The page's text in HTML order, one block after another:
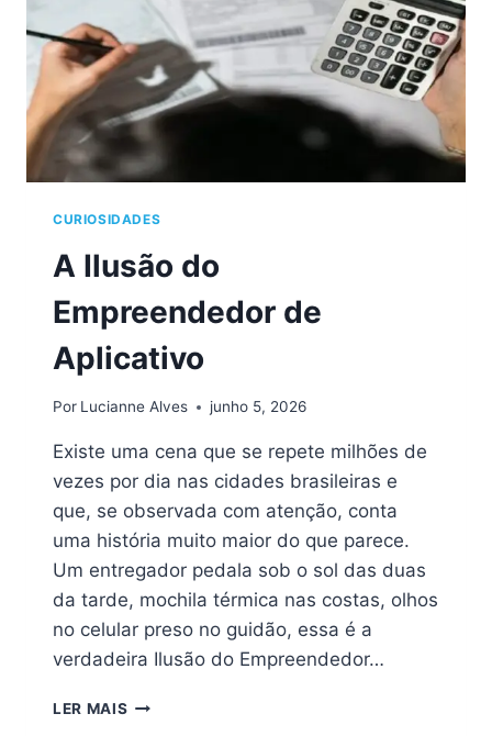
CURIOSIDADES
A Ilusão do
Empreendedor de
Aplicativo
Por Lucianne Alves junho 5, 2026
Existe uma cena que se repete milhões de
vezes por dia nas cidades brasileiras e
que, se observada com atenção, conta
uma história muito maior do que parece.
Um entregador pedala sob o sol das duas
da tarde, mochila térmica nas costas, olhos
no celular preso no guidão, essa é a
verdadeira Ilusão do Empreendedor…
LER MAIS